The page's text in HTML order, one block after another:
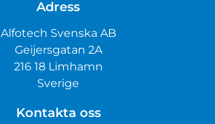
Adress
Alfotech Svenska AB
Geijersgatan 2A
216 18 Limhamn
Sverige
Kontakta oss